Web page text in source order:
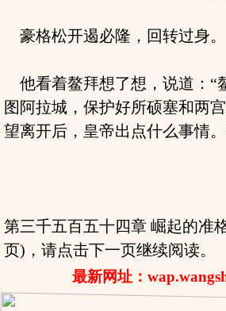
豪格松开遏必隆，回转过身。
他看着鳌拜想了想，说道：“
图阿拉城，保护好所硕塞和两
望离开后，皇帝出点什么事情
第三千五百五十四章 崛起的准
页)，请点击下一页继续阅读。
最新网址：